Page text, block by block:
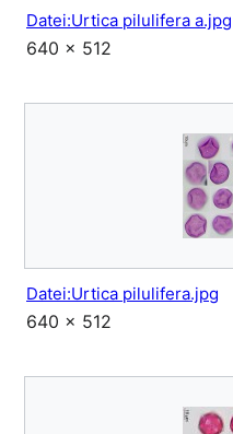
Datei:Urtica pilulifera a.jpg
640 × 512
Datei:Urtica pilulifera.jpg
640 × 512